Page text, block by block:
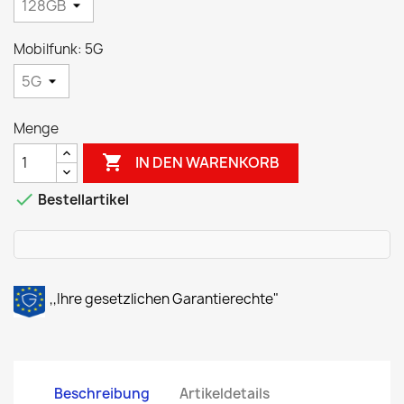
Mobilfunk: 5G
Menge
 IN DEN WARENKORB
 Bestellartikel
,,Ihre gesetzlichen Garantierechte"
Beschreibung Artikeldetails